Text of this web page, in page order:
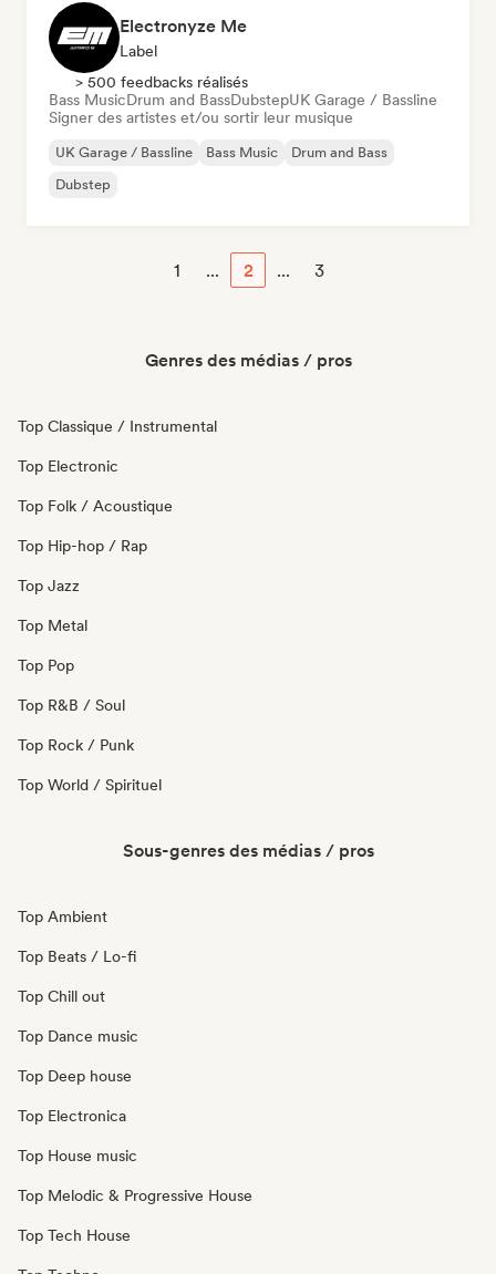
Electronyze Me
Label
> 500 feedbacks réalisés
Bass MusicDrum and BassDubstepUK Garage / Bassline
Signer des artistes et/ou sortir leur musique
UK Garage / Bassline Bass Music
Drum and Bass
Dubstep
1 ... 2 ... 3
Genres des médias / pros
Top Classique / Instrumental
Top Electronic
Top Folk / Acoustique
Top Hip-hop / Rap
Top Jazz
Top Metal
Top Pop
Top R&B / Soul
Top Rock / Punk
Top World / Spirituel
Sous-genres des médias / pros
Top Ambient
Top Beats / Lo-fi
Top Chill out
Top Dance music
Top Deep house
Top Electronica
Top House music
Top Melodic & Progressive House
Top Tech House